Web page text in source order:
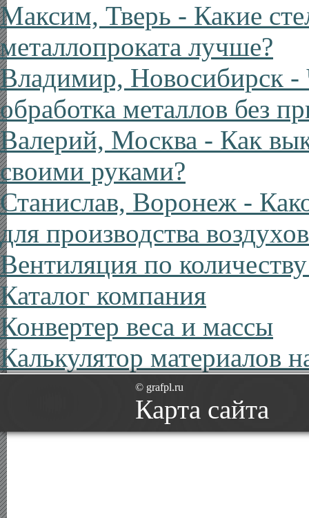
Максим, Тверь - Какие
металлопроката лучше?
Владимир, Новосибирск -
обработка металлов без
Валерий, Москва - Как
своими руками?
Станислав, Воронеж -
для производства
Вентиляция по
Каталог компания
Конвертер веса и массы
Калькулятор материалов
© grafpl.ru
Карта сайта